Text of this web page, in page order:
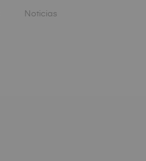
Noticias